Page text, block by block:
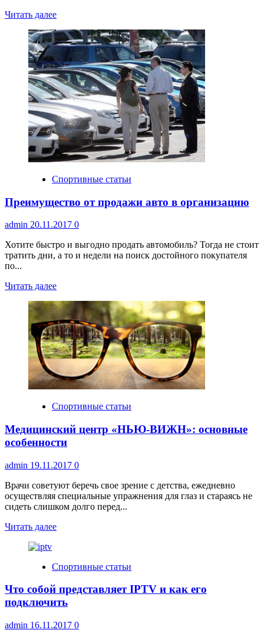
Читать далееПрочитать
о
Преимущества
обращения
в
клинику
«Мама
Папа
Я»
Спортивные статьи
Преимущество от продажи авто в организацию
admin 20.11.2017 0
Хотите быстро и выгодно продать автомобиль? Тогда не стоит
тратить дни, а то и недели на поиск достойного покупателя
по...
Читать далееПрочитать
о
Преимущество
от
продажи
авто
в
организацию
Спортивные статьи
Медицинский центр «НЬЮ-ВИЖН»: основные
особенности
admin 19.11.2017 0
Врачи советуют беречь свое зрение с детства, ежедневно
осуществляя специальные упражнения для глаз и стараясь не
сидеть слишком долго перед...
Читать далееПрочитать
центр
ВИЖН»:
основные
Спортивные статьи
Что собой представляет IPTV и как его
подключить
admin 16.11.2017 0